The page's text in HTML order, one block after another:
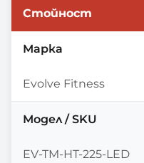
Стойност
Марка
Evolve Fitness
Модел / SKU
EV-TM-HT-225-LED